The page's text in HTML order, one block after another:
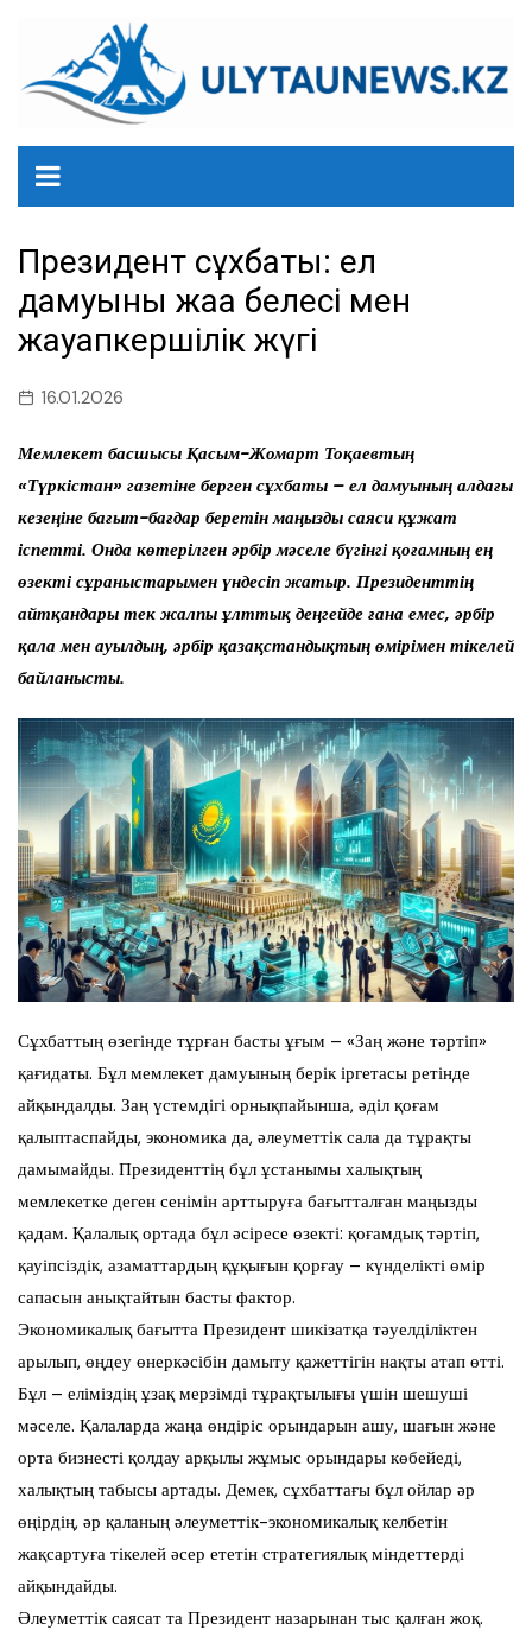
содержанию
Президент сұхбаты: ел
дамуының жаңа белесі мен
жауапкершілік жүгі
16.01.2026
Мемлекет басшысы Қасым-Жомарт Тоқаевтың
«Түркістан» газетіне берген сұхбаты – ел дамуының алдағы
кезеңіне бағыт-бағдар беретін маңызды саяси құжат
іспетті. Онда көтерілген әрбір мәселе бүгінгі қоғамның ең
өзекті сұраныстарымен үндесіп жатыр. Президенттің
айтқандары тек жалпы ұлттық деңгейде ғана емес, әрбір
қала мен ауылдың, әрбір қазақстандықтың өмірімен тікелей
байланысты.
Сұхбаттың өзегінде тұрған басты ұғым – «Заң және тәртіп»
қағидаты. Бұл мемлекет дамуының берік іргетасы ретінде
айқындалды. Заң үстемдігі орнықпайынша, әділ қоғам
қалыптаспайды, экономика да, әлеуметтік сала да тұрақты
дамымайды. Президенттің бұл ұстанымы халықтың
мемлекетке деген сенімін арттыруға бағытталған маңызды
қадам. Қалалық ортада бұл әсіресе өзекті: қоғамдық тәртіп,
қауіпсіздік, азаматтардың құқығын қорғау – күнделікті өмір
сапасын анықтайтын басты фактор.
Экономикалық бағытта Президент шикізатқа тәуелділіктен
арылып, өңдеу өнеркәсібін дамыту қажеттігін нақты атап өтті.
Бұл – еліміздің ұзақ мерзімді тұрақтылығы үшін шешуші
мәселе. Қалаларда жаңа өндіріс орындарын ашу, шағын және
орта бизнесті қолдау арқылы жұмыс орындары көбейеді,
халықтың табысы артады. Демек, сұхбаттағы бұл ойлар әр
өңірдің, әр қаланың әлеуметтік-экономикалық келбетін
жақсартуға тікелей әсер ететін стратегиялық міндеттерді
айқындайды.
Әлеуметтік саясат та Президент назарынан тыс қалған жоқ.